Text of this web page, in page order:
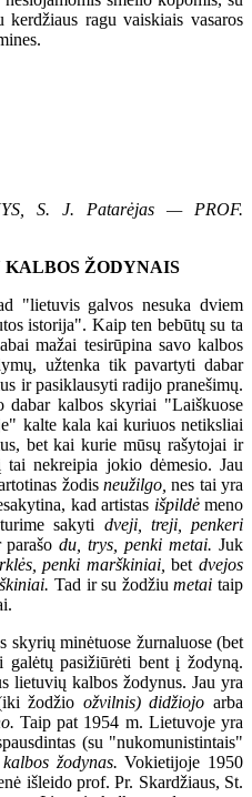
ragu vaiskiais vasaros
S. J. Patarėjas — PROF.
ŽODYNAIS
galvos nesuka dviem
istorija". Kaip ten bebūtų su ta
mažai tesirūpina savo kalbos
užtenka tik pavartyti dabar
ir pasiklausyti radijo pranešimų.
kalbos skyriai "Laiškuose
kalte kala kai kuriuos netiksliai
bet kai kurie mūsų rašytojai ir
nekreipia jokio dėmesio. Jau
žodis neužilgo, nes tai yra
kad artistas išpildėmeno
sakyti dveji, treji, penkeri
parašodu, trys, penki metai. Juk
penki marškiniai, betdvejos
Tad ir su žodžiumetai taip
minėtuose žurnaluose (bet
pasižiūrėti bent į žodyną.
lietuvių kalbos žodynus. Jau yra
žodžio ožvilnis) didžiojo arba
Taip pat 1954 m. Lietuvoje yra
(su "nukomunistintais"
žodynas. Vokietijoje 1950
išleido prof. Pr. Skardžiaus, St.